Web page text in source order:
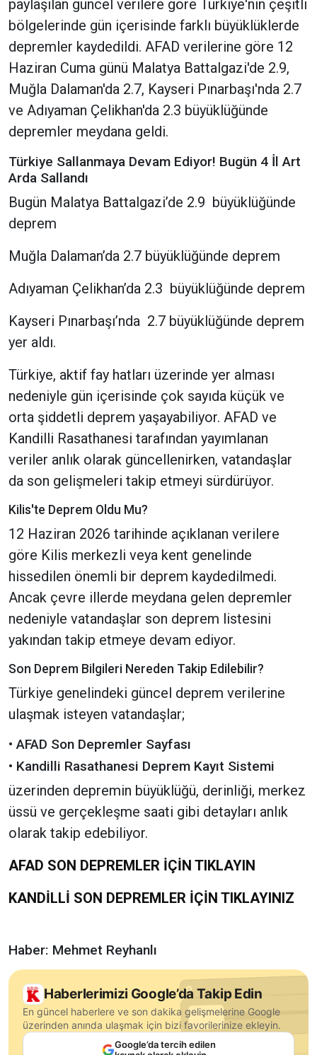
paylaşılan güncel verilere göre Türkiye'nin çeşitli
bölgelerinde gün içerisinde farklı büyüklüklerde
depremler kaydedildi. AFAD verilerine göre 12
Haziran Cuma günü Malatya Battalgazi'de 2.9,
Muğla Dalaman'da 2.7, Kayseri Pınarbaşı'nda 2.7
ve Adıyaman Çelikhan'da 2.3 büyüklüğünde
depremler meydana geldi.
Türkiye Sallanmaya Devam Ediyor! Bugün 4 İl Art
Arda Sallandı
Bugün Malatya Battalgazi’de 2.9 büyüklüğünde
deprem
Muğla Dalaman’da 2.7 büyüklüğünde deprem
Adıyaman Çelikhan’da 2.3 büyüklüğünde deprem
Kayseri Pınarbaşı’nda 2.7 büyüklüğünde deprem
yer aldı.
Türkiye, aktif fay hatları üzerinde yer alması
nedeniyle gün içerisinde çok sayıda küçük ve
orta şiddetli deprem yaşayabiliyor. AFAD ve
Kandilli Rasathanesi tarafından yayımlanan
veriler anlık olarak güncellenirken, vatandaşlar
da son gelişmeleri takip etmeyi sürdürüyor.
Kilis'te Deprem Oldu Mu?
12 Haziran 2026 tarihinde açıklanan verilere
göre Kilis merkezli veya kent genelinde
hissedilen önemli bir deprem kaydedilmedi.
Ancak çevre illerde meydana gelen depremler
nedeniyle vatandaşlar son deprem listesini
yakından takip etmeye devam ediyor.
Son Deprem Bilgileri Nereden Takip Edilebilir?
Türkiye genelindeki güncel deprem verilerine
ulaşmak isteyen vatandaşlar;
• AFAD Son Depremler Sayfası
• Kandilli Rasathanesi Deprem Kayıt Sistemi
üzerinden depremin büyüklüğü, derinliği, merkez
üssü ve gerçekleşme saati gibi detayları anlık
olarak takip edebiliyor.
AFAD SON DEPREMLER İÇİN TIKLAYIN
KANDİLLİ SON DEPREMLER İÇİN TIKLAYINIZ
Haber: Mehmet Reyhanlı
Haberlerimizi Google’da Takip Edin
En güncel haberlere ve son dakika gelişmelerine Google
üzerinden anında ulaşmak için bizi favorilerinize ekleyin.
Google’da tercih edilen